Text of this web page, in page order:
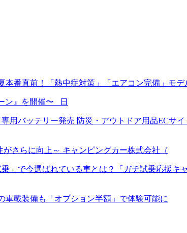
番直前！「熱中症対策」「エアコン完備」モ
ン』を開催〜 日
用バッテリー発売 防災・アウトドア用品ECサ
さらに向上～ キャンピングカー株式会社（
」で今選ばれている車とは？「ガチ試乗応援キ
車載装備も「オプション半額」で体験可能に